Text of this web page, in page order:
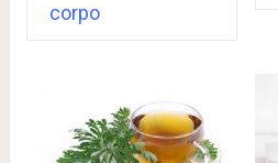
corpo